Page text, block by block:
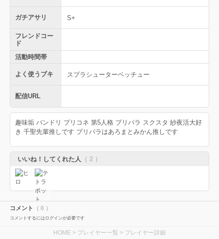
ガチアサリ S+
フレンドコー
ド
活動時間帯
よく使うブキ スプラシューターベッチュー
配信URL
趣味垢 バンドリ プリコネ 第5人格 プリパラ スクスタ 紗夜活大好
き 千聖先輩推しです プリパラはあろまとみかん推しです
いいね！してくれた人 （ 2 ）
コメント （ 0 ）
コメントするにはログインが必要です
HOME > プレイヤー一覧 > プレイヤー詳細